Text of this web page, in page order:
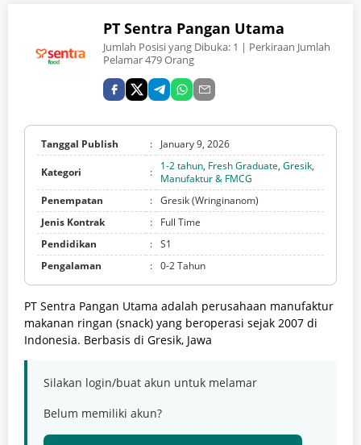
PT Sentra Pangan Utama
Jumlah Posisi yang Dibuka: 1 | Perkiraan Jumlah
Pelamar 479 Orang
Tanggal Publish : January 9, 2026
Kategori : 1-2 tahun, Fresh Graduate, Gresik,
Manufaktur & FMCG
Penempatan
: Gresik (Wringinanom)
Jenis Kontrak
:
Full Time
Pendidikan
: S1
Pengalaman
: 0-2 Tahun
PT Sentra Pangan Utama adalah perusahaan manufaktur
makanan ringan (snack) yang beroperasi sejak 2007 di
Indonesia. Berbasis di Gresik, Jawa
Silakan login/buat akun untuk melamar
Belum memiliki akun?